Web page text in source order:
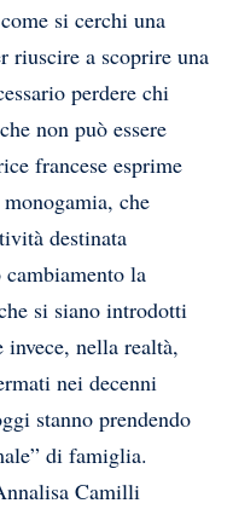
si cerchi una
riuscire a scoprire una
perdere chi
non può essere
francese esprime
che
destinata
la
si siano introdotti
nella realtà,
nei decenni
stanno prendendo
di famiglia.
Camilli